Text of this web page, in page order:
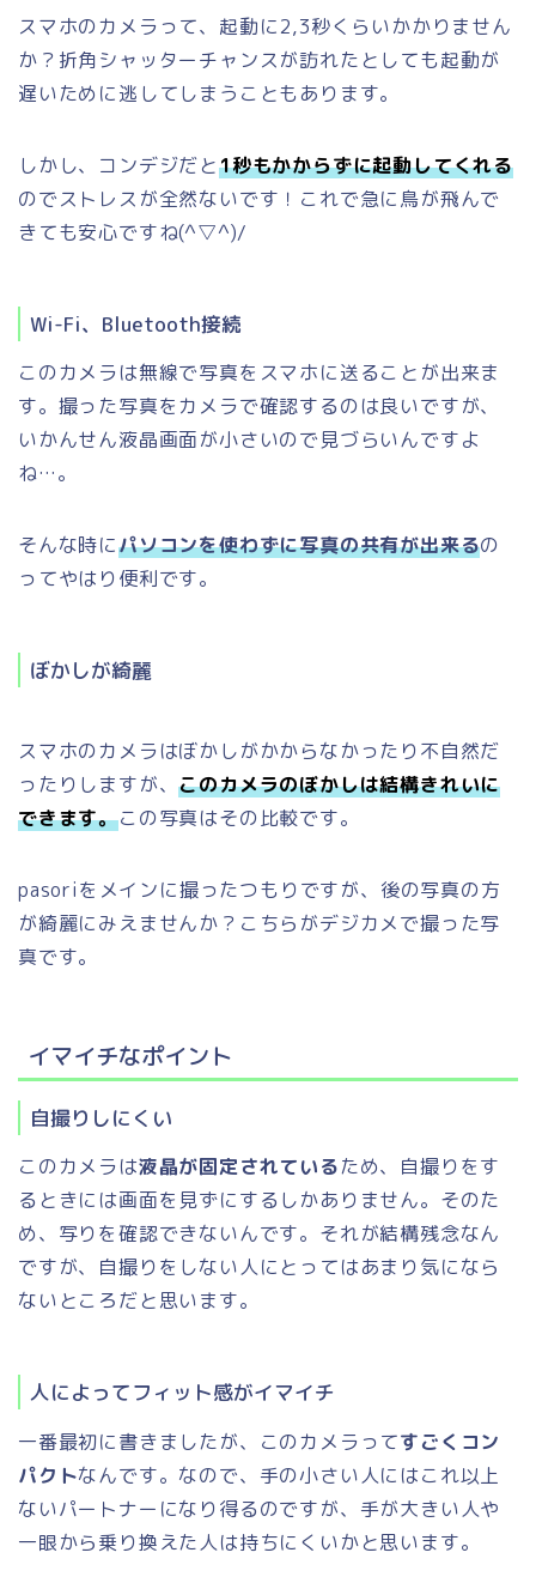
スマホのカメラって、起動に2,3秒くらいかかりません
か？折角シャッターチャンスが訪れたとしても起動が
遅いために逃してしまうこともあります。
しかし、コンデジだと1秒もかからずに起動してくれる
のでストレスが全然ないです！これで急に鳥が飛んで
きても安心ですね(^▽^)/
Wi-Fi、Bluetooth接続
このカメラは無線で写真をスマホに送ることが出来ま
す。撮った写真をカメラで確認するのは良いですが、
いかんせん液晶画面が小さいので見づらいんですよ
ね…。
そんな時にパソコンを使わずに写真の共有が出来るの
ってやはり便利です。
ぼかしが綺麗
スマホのカメラはぼかしがかからなかったり不自然だ
ったりしますが、このカメラのぼかしは結構きれいに
できます。この写真はその比較です。
pasoriをメインに撮ったつもりですが、後の写真の方
が綺麗にみえませんか？こちらがデジカメで撮った写
真です。
イマイチなポイント
自撮りしにくい
このカメラは液晶が固定されているため、自撮りをす
るときには画面を見ずにするしかありません。そのた
め、写りを確認できないんです。それが結構残念なん
ですが、自撮りをしない人にとってはあまり気になら
ないところだと思います。
人によってフィット感がイマイチ
一番最初に書きましたが、このカメラってすごくコン
パクトなんです。なので、手の小さい人にはこれ以上
ないパートナーになり得るのですが、手が大きい人や
一眼から乗り換えた人は持ちにくいかと思います。